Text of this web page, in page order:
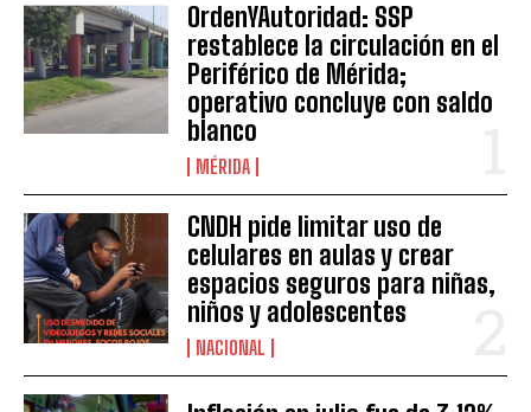
OrdenYAutoridad: SSP
restablece la circulación en el
Periférico de Mérida;
operativo concluye con saldo
blanco
MÉRIDA
CNDH pide limitar uso de
celulares en aulas y crear
espacios seguros para niñas,
niños y adolescentes
NACIONAL